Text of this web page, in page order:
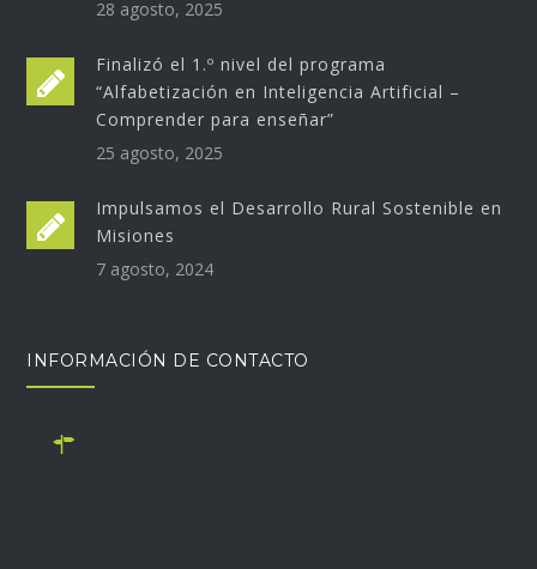
28 agosto, 2025
Finalizó el 1.º nivel del programa
“Alfabetización en Inteligencia Artificial –
Comprender para enseñar”
25 agosto, 2025
Impulsamos el Desarrollo Rural Sostenible en
Misiones
7 agosto, 2024
INFORMACIÓN DE CONTACTO